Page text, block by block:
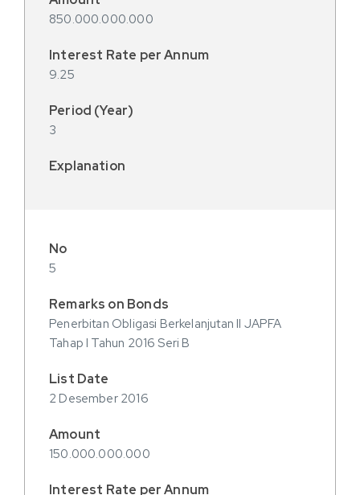
850.000.000.000
9.25
3
5
Penerbitan Obligasi Berkelanjutan II JAPFA
Tahap I Tahun 2016 Seri B
2 Desember 2016
150.000.000.000